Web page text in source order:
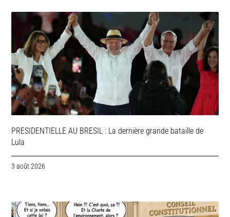
PRESIDENTIELLE AU BRESIL : La dernière grande bataille de
Lula
3 août 2026